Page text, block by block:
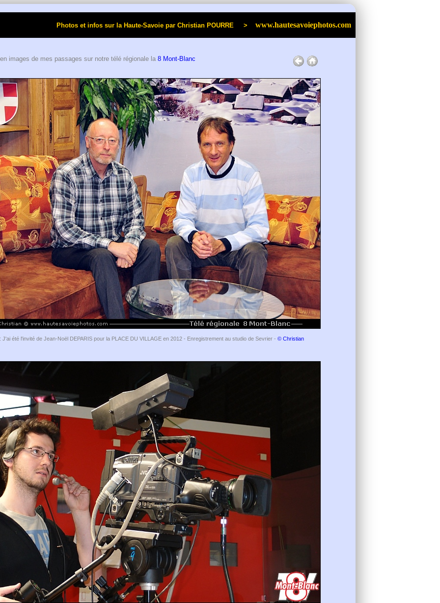
Photos et infos sur la Haute-Savoie par Christian POURRE > www.hautesavoiephotos.com
images de mes passages sur notre télé régionale la 8 Mont-Blanc
J'ai été l'invité de Jean-Noël DEPARIS pour la PLACE DU VILLAGE en 2012 - Enregistrement au studio de Sevrier - © Christian